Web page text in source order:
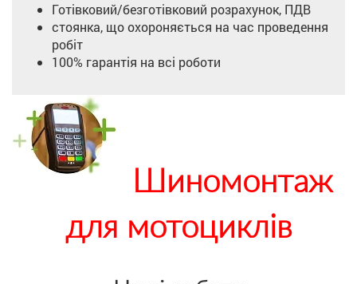
Готівковий/безготівковий розрахунок, ПДВ
стоянка, що охороняється на час проведення
робіт
100% гарантія на всі роботи
Шиномонтаж
для мотоциклів